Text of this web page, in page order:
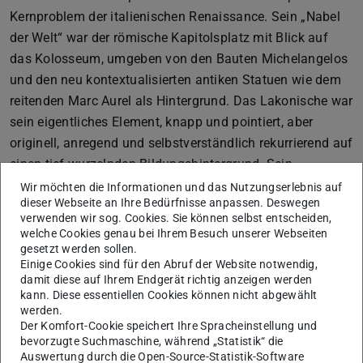
Kernproblem der italienischen Renaissance. Sein „Nabel
der Welt“ war der römische Kapitolsplatz mit Blick auf
das Kolosseum, umgeben von den Bauten Michelangelos
und den neu kontextualisierten antiken Statuen wie dem
reitenden Marc Aurel als Hintergrund. Das Lakonische war
sein eigentliches Element, knapp und pointiert, aber
originell, anregend und selbstverständlich rekurrierend auf
einen tief wurzelnden Bildungshintergrund. Sein
langjähriger Assistent, der Mitverfasser dieses Nachrufes,
erinnert sich noch gut daran, wie sich 1996 beide über ein
Zeichenblatt beugten, um aus einer nicht ganz eindeutig
lesbaren Skizze Michelangelos dessen ersten, nicht
realisierten Plan des Laurenziana-Ricettos zu
reimaginieren. Auch aus diesem Grund war Liebenwein
durchaus gerne an einer Architekturfakultät und Tür an
Tür mit dem Archäologielehrstuhl.
Wir möchten die Informationen und das Nutzungserlebnis auf
dieser Webseite an Ihre Bedürfnisse anpassen. Deswegen
verwenden wir sog. Cookies. Sie können selbst entscheiden,
welche Cookies genau bei Ihrem Besuch unserer Webseiten
gesetzt werden sollen.
Einige Cookies sind für den Abruf der Website notwendig,
damit diese auf Ihrem Endgerät richtig anzeigen werden
kann. Diese essentiellen Cookies können nicht abgewählt
werden.
Der Komfort-Cookie speichert Ihre Spracheinstellung und
bevorzugte Suchmaschine, während „Statistik“ die
Auswertung durch die Open-Source-Statistik-Software